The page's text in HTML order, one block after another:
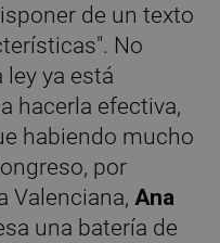
de un texto
No
ley ya está
hacerla efectiva,
habiendo mucho
por
Valenciana, Ana
una batería de